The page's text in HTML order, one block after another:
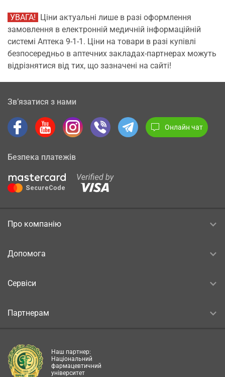
УВАГА! Ціни актуальні лише в разі оформлення
замовлення в електронній медичній інформаційній
системі Аптека 9-1-1. Ціни на товари в разі купівлі
безпосередньо в аптечних закладах-партнерах можуть
відрізнятися від тих, що зазначені на сайті!
Зв’язатися з нами
Онлайн чат
Безпека платежів
Про компанію
Допомога
Сервіси
Партнерам
Наш партнер:
Національний
фармацевтичний
університет